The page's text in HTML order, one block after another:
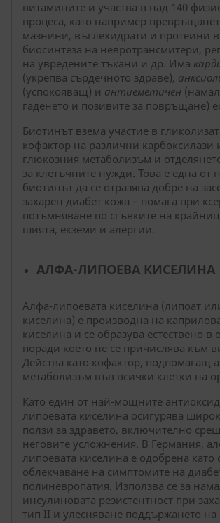
витамините и участва в над 140
процеса, като например
мазнини, въглехидрати и протеини в
биосинтеза на невротрансмитери,
на увредените тъкани и др. Има
(укрепва сърдечното здраве),
(успокояващ) и антиеметичен
гаденето и позивите за повръщане)
Биотинът взема участие в
кофактор на различни карбоксилази
глюкозния метаболизъм и
за клетъчните нужди. Това е една от
биотинът да се отразява добре на
захарен диабет кожа – помага при
потъмняване по сгъвките на
шията, екземи и алергии.
АЛФА-ЛИПОЕВА КИСЕЛИНА
Алфа-липоевата киселина (липоат
киселина) е производна на
киселина и се образува естествено в
поради което не се причислява към
Действа като кофактор, подпомагащ
метаболизъм във всички клетки на
Като един от най-мощните
липоевата киселина осигурява
ползи за здравето, включително
неговите усложнения. В Германия,
липоевата киселина е одобрена като
облекчаване на симптомите на
полиневропатия. Използва се за
инсулиновата резистентност при
тип II и улесняване поддържането на